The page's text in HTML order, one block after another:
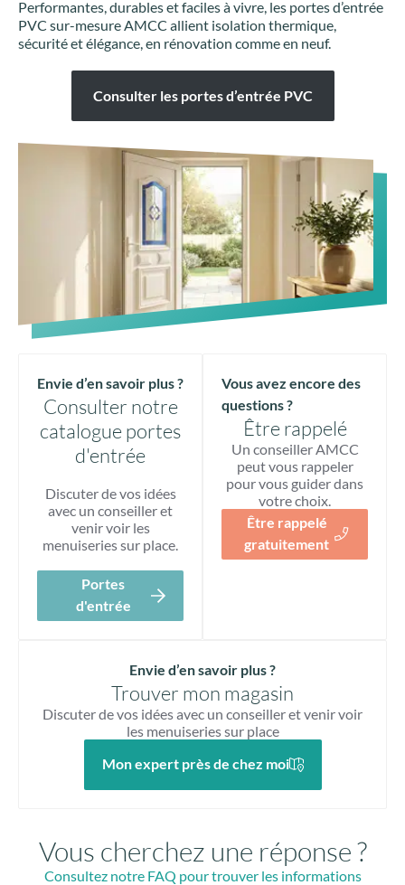
Performantes, durables et faciles à vivre, les portes d’entrée
PVC sur-mesure AMCC allient isolation thermique,
sécurité et élégance, en rénovation comme en neuf.
Consulter les portes d’entrée PVC
Envie d’en savoir plus ?
Consulter notre
catalogue portes
d'entrée
Discuter de vos idées
avec un conseiller et
venir voir les
menuiseries sur place.
Portes
d'entrée
Vous avez encore des
questions ?
Être rappelé
Un conseiller AMCC
peut vous rappeler
pour vous guider dans
votre choix.
Être rappelé
gratuitement
Envie d’en savoir plus ?
Trouver mon magasin
Discuter de vos idées avec un conseiller et venir voir
les menuiseries sur place
Mon expert près de chez moi
Vous cherchez une réponse ?
Consultez notre FAQ pour trouver les informations